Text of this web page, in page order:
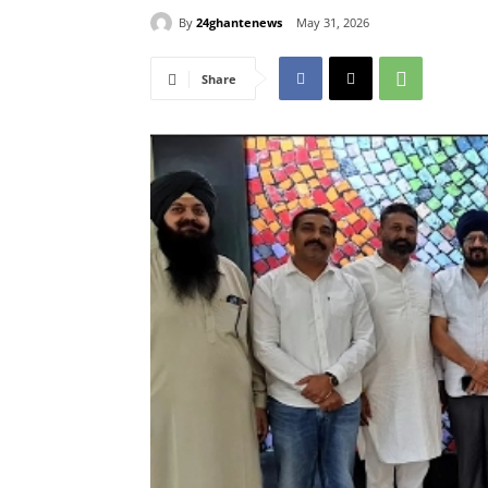
By 24ghantenews May 31, 2026
Share